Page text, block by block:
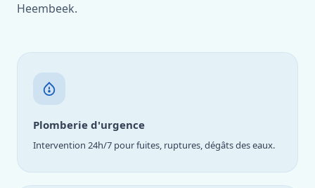
Heembeek.
Plomberie d'urgence
Intervention 24h/7 pour fuites, ruptures, dégâts des eaux.